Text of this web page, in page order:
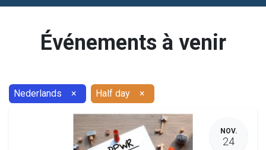
Événements à venir
Nederlands × Half day ×
NOV.
24